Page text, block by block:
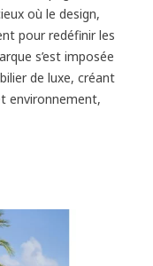
où le design,
pour redéfinir les
s’est imposée
de luxe, créant
environnement,